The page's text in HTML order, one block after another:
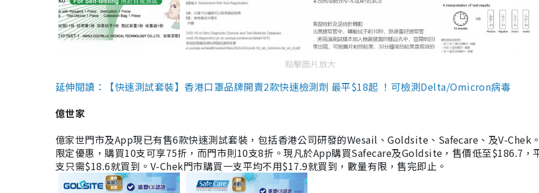
點擊圖片放大
延伸閱讀：【快速測試套裝】香港口罩品牌開賣2款快速檢測劑 最平$18起 ！可檢測Delta/Omicron病毒
億世家
億家世門市及App現已有售6款快速測試套裝，包括香港公司研發的Wesail、Goldsite、Safecare、及V-Chek
限定優惠，購買10支可享75折，而門市則10支8折。現凡於App購買Safecare及Goldsite，售價低至$186.7，
支只需$18.6就買到。V-Chek門市購買一支平均不用$17.9就買到，數量有限，售完即止。